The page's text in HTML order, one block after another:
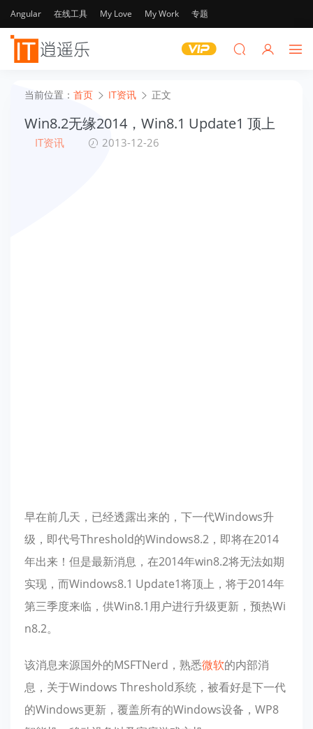
Angular 在线工具 My Love My Work 专题
当前位置： 首页 IT资讯 正文
Win8.2无缘2014，Win8.1 Update1 顶上
IT资讯 2013-12-26
早在前几天，已经透露出来的，下一代Windows升
级，即代号Threshold的Windows8.2，即将在2014
年出来！但是最新消息，在2014年win8.2将无法如期
实现，而Windows8.1 Update1将顶上，将于2014年
第三季度来临，供Win8.1用户进行升级更新，预热Wi
n8.2。
该消息来源国外的MSFTNerd，熟悉微软的内部消
息，关于Windows Threshold系统，被看好是下一代
的Windows更新，覆盖所有的Windows设备，WP8